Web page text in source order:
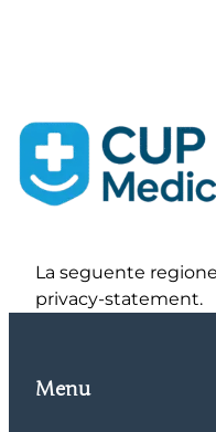
al
contenuto
La seguente
privacy-statement.
Menu